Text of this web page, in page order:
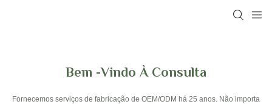
Bem -vindo À Consulta
Fornecemos serviços de fabricação de OEM/ODM há 25 anos. Não importa